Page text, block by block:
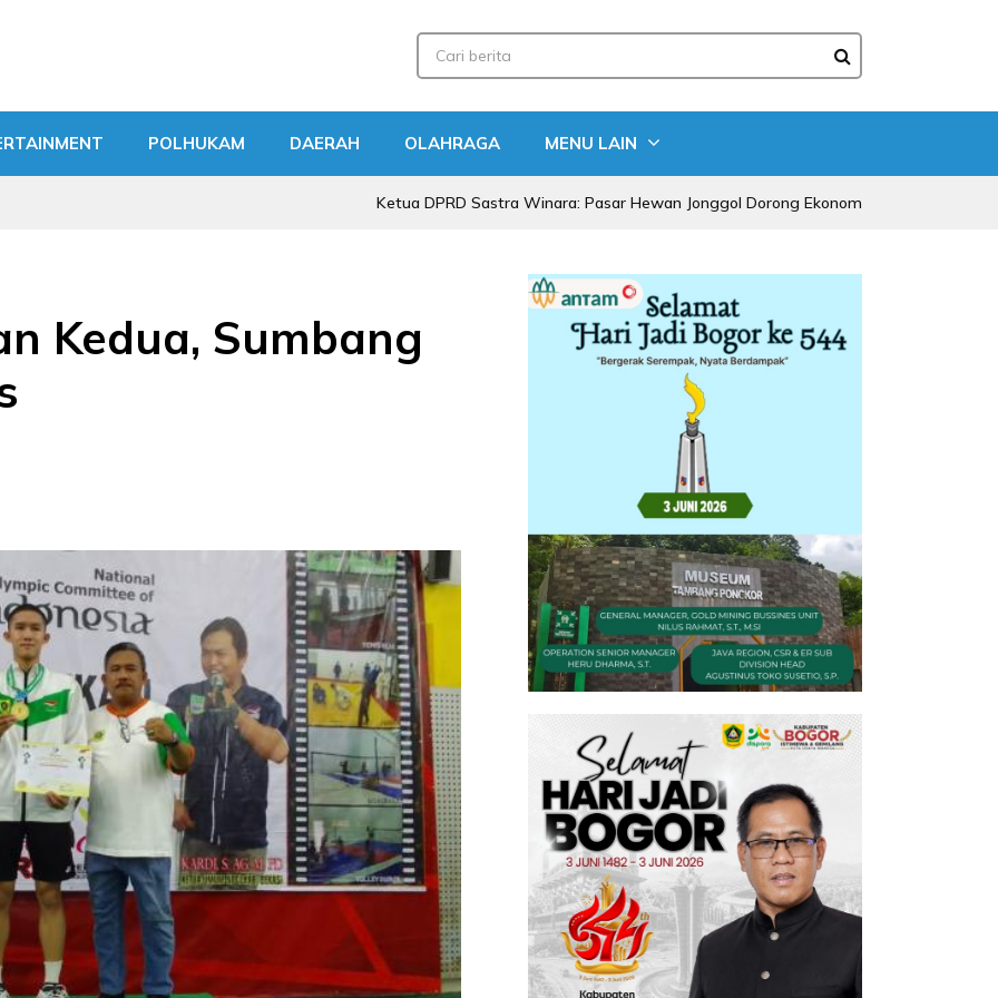
POLHUKAM DAERAH OLAHRAGA MENU LAIN
Ketua DPRD Sastra Winara: Pasar Hewan Jonggol Dorong Ekonomi Bogor Timur
Kedua, Sumbang